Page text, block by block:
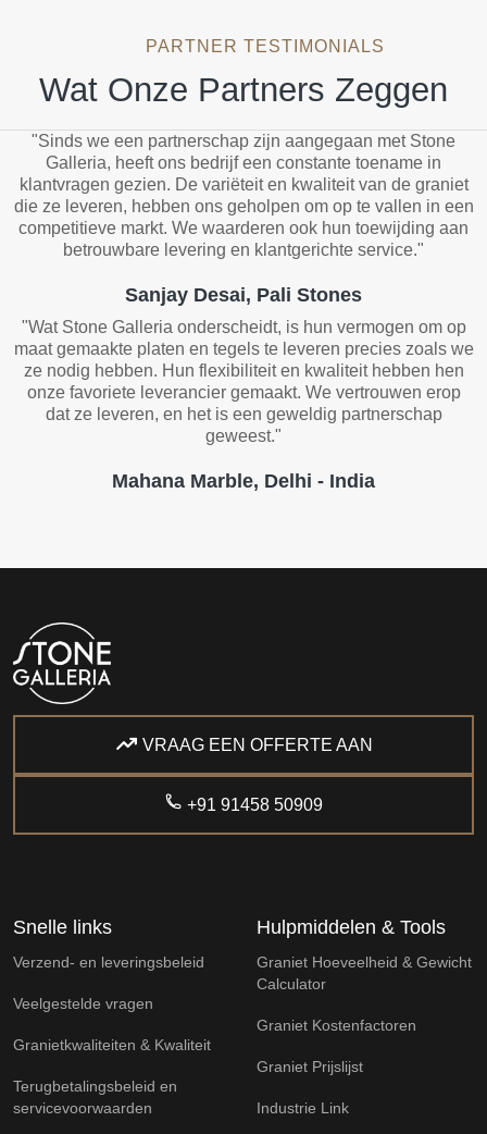
PARTNER TESTIMONIALS
Wat Onze Partners Zeggen
"Sinds we een partnerschap zijn aangegaan met Stone
Galleria, heeft ons bedrijf een constante toename in
klantvragen gezien. De variëteit en kwaliteit van de graniet
die ze leveren, hebben ons geholpen om op te vallen in een
competitieve markt. We waarderen ook hun toewijding aan
betrouwbare levering en klantgerichte service."
Sanjay Desai, Pali Stones
"Wat Stone Galleria onderscheidt, is hun vermogen om op
maat gemaakte platen en tegels te leveren precies zoals we
ze nodig hebben. Hun flexibiliteit en kwaliteit hebben hen
onze favoriete leverancier gemaakt. We vertrouwen erop
dat ze leveren, en het is een geweldig partnerschap
geweest."
Mahana Marble, Delhi - India
VRAAG EEN OFFERTE AAN
+91 91458 50909
Snelle links
Verzend- en leveringsbeleid
Veelgestelde vragen
Granietkwaliteiten & Kwaliteit
Terugbetalingsbeleid en
servicevoorwaarden
Hulpmiddelen & Tools
Graniet Hoeveelheid & Gewicht
Calculator
Graniet Kostenfactoren
Graniet Prijslijst
Industrie Link